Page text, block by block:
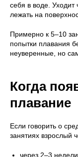
себя в воде.
лежать на
Примерно к 5–10
попытки плавания
неуверенные, но
Когда
плавание
Если говорить о
занятиях взрослый
через 2–3